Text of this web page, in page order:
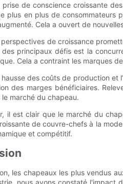
prise de conscience croissante
plus en plus de consommateurs
Cela a ouvert de
de croissance
des principaux défis est la
Cela a contraint les marques
hausse des coûts de production
des marges bénéficiaires.
marché du chapeau.
il est clair que le marché du
de couvre-chefs à la
et compétitif.
les chapeaux les plus vendus